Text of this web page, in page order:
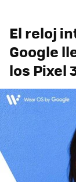
El reloj
Google
los Pixel